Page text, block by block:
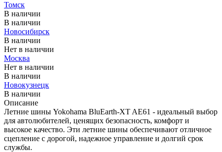
Томск
В наличии
В наличии
Новосибирск
В наличии
Нет в наличии
Москва
Нет в наличии
В наличии
Новокузнецк
В наличии
Описание
Летние шины Yokohama BluEarth-XT AE61 - идеальный выбор
для автолюбителей, ценящих безопасность, комфорт и
высокое качество. Эти летние шины обеспечивают отличное
сцепление с дорогой, надежное управление и долгий срок
службы.